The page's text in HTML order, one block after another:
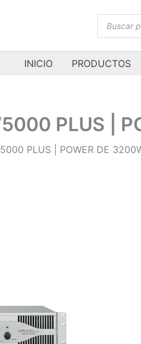
Búsqueda
INICIO PRODUCTOS
PLUS |
PLUS | POWER DE